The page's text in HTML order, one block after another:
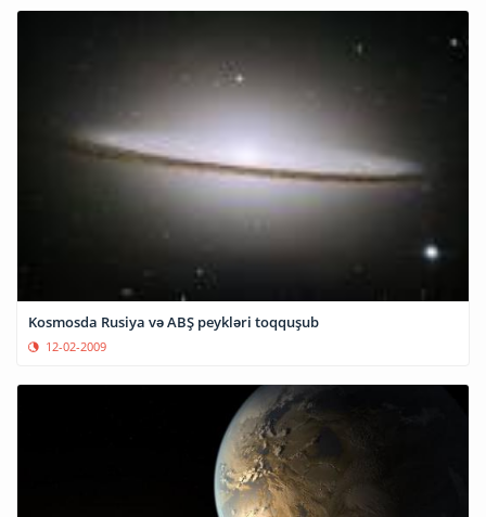
Kosmosda Rusiya və ABŞ peykləri toqquşub
12-02-2009